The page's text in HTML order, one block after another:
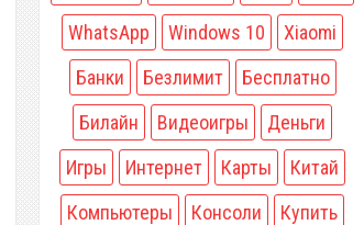
WhatsApp
Windows 10
Xiaomi
Банки
Безлимит
Бесплатно
Билайн
Видеоигры
Деньги
Игры
Интернет Карты
Китай
Компьютеры
Консоли
Купить